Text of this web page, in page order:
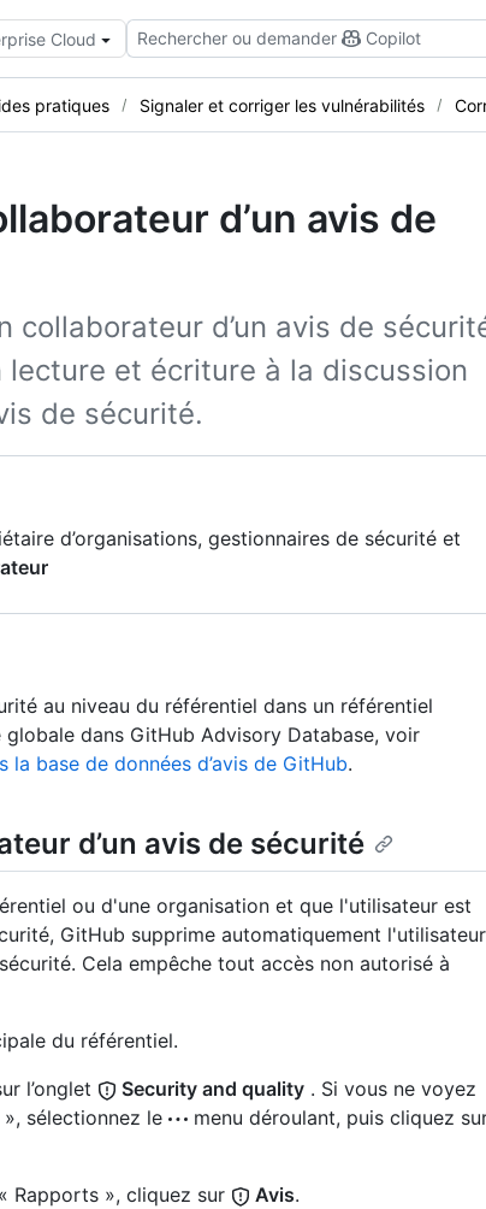
Cloud Rechercher ou demander Copilot
pratiques Signaler et corriger les vulnérabilités
d’un avis de
collaborateur d’un avis de
lecture et écriture à la discussion
de sécurité.
d’organisations, gestionnaires de sécurité et
au niveau du référentiel dans un référentiel
dans GitHub Advisory Database, voir
base de données d’avis de GitHub.
d’un avis de sécurité
ou d'une organisation et que l'utilisateur est
GitHub supprime automatiquement l'utilisateur
Cela empêche tout accès non autorisé à
du référentiel.
l’onglet
Security and quality . Si vous ne voyez
sélectionnez le
menu déroulant, puis cliquez
Rapports », cliquez sur
Avis.